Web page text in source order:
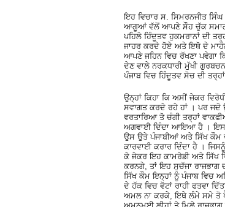
ਇਹ ਵਿਚਾਰ ਸ. ਸਿਮਰਨਜੀਤ
ਆਗੂਆਂ ਵੱਲੋਂ ਆਪਣੇ ਸੌਹ ਚੁੱਕ ਸਮਾਗਮ
ਪਹਿਲੇ ਹਿੰਦੂਤਵ ਹੁਕਮਰਾਨਾਂ ਦੀ
ਜਾਹਰ ਕਰਦੇ ਹੋਏ ਅਤੇ ਇਥੋ ਦੇ
ਆਪਣੇ ਜਹਿਨ ਵਿਚ ਰੱਖਣਾ ਪਵੇਗਾ
ਦੇਣ ਵਾਲੇ ਨਰਕਧਾਰੀ ਮੁੱਖੀ
ਪੰਜਾਬ ਵਿਚ ਹਿੰਦੂਤਵ ਸੋਚ ਦੀ
ਉਨ੍ਹਾਂ ਕਿਹਾ ਕਿ ਅਸੀਂ ਜੇਕਰ
ਸਵਾਗਤ ਕਰਦੇ ਰਹੇ ਹਾਂ । ਪਰ ਜਦੋ
ਵਰਤਾਰਿਆ ਤੋ ਚੰਗੀ ਤਰ੍ਹਾਂ
ਅਗਵਾਈ ਦਿੰਦਾ ਆਇਆ ਹੈ । ਇਸ
ਉਸ ਉਤੇ ਪੰਜਾਬੀਆਂ ਅਤੇ ਸਿੱਖ ਕੌਮ
ਕਾਰਵਾਈ ਕਰਾਰ ਦਿੰਦਾ ਹੈ ।
ਕੇ ਜੇਕਰ ਇਹ ਕਾਮਰੇਡੀ ਅਤੇ ਸਿੱਖ
ਕਰਨਗੇ, ਤਾਂ ਇਹ ਸੁਚੱਜਾ
ਸਿੱਖ ਕੌਮ ਇਨ੍ਹਾਂ ਨੂੰ ਪੰਜਾਬ ਵਿਚ
ਦੇ ਹੱਕ ਵਿਚ ਵੋਟਾਂ ਰਾਹੀ ਫਤਵਾ
ਅਮਲ ਨਾ ਕਰਕੇ, ਇਥੇ ਲੰਮੇ ਸਮੇ ਤੋ